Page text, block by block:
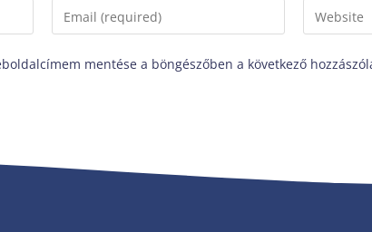
mentése a böngészőben a következő